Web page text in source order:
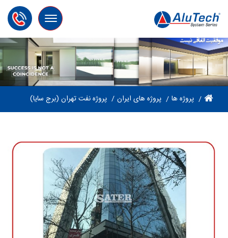
Toggle
navigation
پروژه ها پروژه های ایران پروژه نفت تهران (برج سایا)